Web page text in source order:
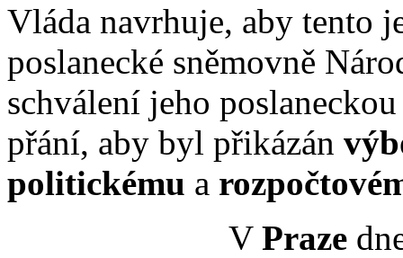
Vláda navrhuje, aby tento
poslanecké sněmovně
schválení jeho
přání, aby byl přikázán
politickému a
V Praze